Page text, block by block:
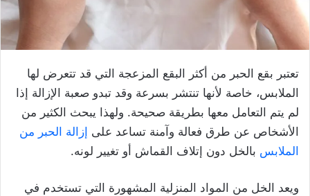
تعتبر بقع الحبر من أكثر البقع المزعجة التي قد تتعرض لها
الملابس، خاصة لأنها تنتشر بسرعة وقد تبدو صعبة الإزالة إذا
لم يتم التعامل معها بطريقة صحيحة. ولهذا يبحث الكثير من
الأشخاص عن طرق فعالة وآمنة تساعد على إزالة الحبر من
الملابس بالخل دون إتلاف القماش أو تغيير لونه.
ويعد الخل من المواد المنزلية المشهورة التي تستخدم في